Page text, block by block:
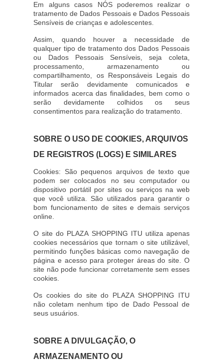
Em alguns casos NÓS poderemos realizar o
tratamento de Dados Pessoais e Dados Pessoais
Sensíveis de crianças e adolescentes.
Assim, quando houver a necessidade de
qualquer tipo de tratamento dos Dados Pessoais
ou Dados Pessoais Sensíveis, seja coleta,
processamento, armazenamento ou
compartilhamento, os Responsáveis Legais do
Titular serão devidamente comunicados e
informados acerca das finalidades, bem como o
serão devidamente colhidos os seus
consentimentos para realização do tratamento.
SOBRE O USO DE COOKIES, ARQUIVOS
DE REGISTROS (LOGS) E SIMILARES
Cookies: São pequenos arquivos de texto que
podem ser colocados no seu computador ou
dispositivo portátil por sites ou serviços na web
que você utiliza. São utilizados para garantir o
bom funcionamento de sites e demais serviços
online.
O site do PLAZA SHOPPING ITU utiliza apenas
cookies necessários que tornam o site utilizável,
permitindo funções básicas como navegação de
página e acesso para proteger áreas do site. O
site não pode funcionar corretamente sem esses
cookies.
Os cookies do site do PLAZA SHOPPING ITU
não coletam nenhum tipo de Dado Pessoal de
seus usuários.
SOBRE A DIVULGAÇÃO, O
ARMAZENAMENTO OU